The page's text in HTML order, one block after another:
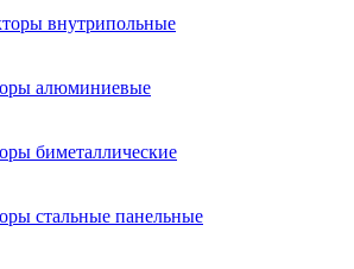
внутрипольные
алюминиевые
биметаллические
стальные панельные